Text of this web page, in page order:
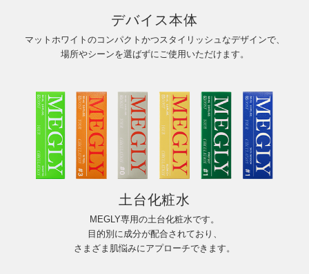
デバイス本体
マットホワイトのコンパクトかつスタイリッシュなデザインで、
場所やシーンを選ばずにご使用いただけます。
土台化粧水
MEGLY専用の土台化粧水です。
目的別に成分が配合されており、
さまざま肌悩みにアプローチできます。